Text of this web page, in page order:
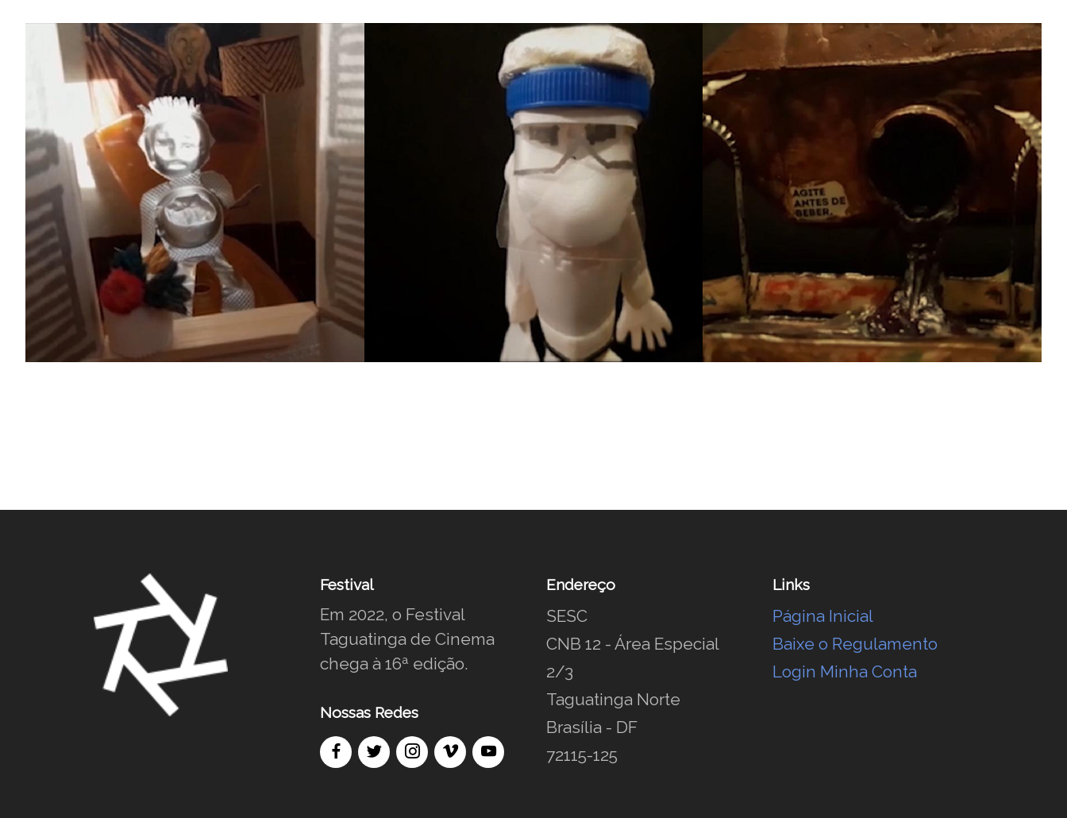
Festival
Em 2022, o Festival
Taguatinga de Cinema
chega à 16ª edição.
Nossas Redes
Endereço
SESC
CNB 12 - Área Especial
2/3
Taguatinga Norte
Brasília - DF
72115-125
Links
Página Inicial
Baixe o Regulamento
Login Minha Conta